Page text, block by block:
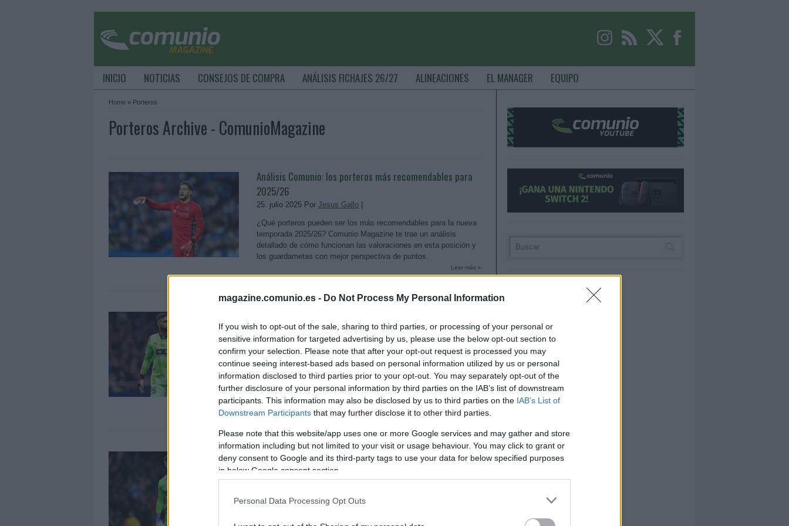
magazine.comunio.es - Do Not Process My Personal Information
If you wish to opt-out of the sale, sharing to third parties, or processing of your personal or
sensitive information for targeted advertising by us, please use the below opt-out section to
confirm your selection. Please note that after your opt-out request is processed you may
continue seeing interest-based ads based on personal information utilized by us or personal
information disclosed to third parties prior to your opt-out. You may separately opt-out of the
further disclosure of your personal information by third parties on the IAB’s list of downstream
participants. This information may also be disclosed by us to third parties on the IAB’s List of
Downstream Participants that may further disclose it to other third parties.
Please note that this website/app uses one or more Google services and may gather and store
information including but not limited to your visit or usage behaviour. You may click to grant or
deny consent to Google and its third-party tags to use your data for below specified purposes
in below Google consent section.
Personal Data Processing Opt Outs
INICIO NOTICIAS CONSEJOS DE COMPRA ANÁLISIS FICHAJES 26/27 ALINEACIONES EL MANAGER EQUIPO
Home » Porteros
Porteros Archive - ComunioMagazine
Análisis Comunio: los porteros más recomendables para
2025/26
25. julio 2025 Por Jesus Gallo
¿Qué porteros pueden ser los más recomendables para la nueva
temporada 2025/26? Comunio Magazine te trae un análisis
detallado de cómo funcionan las valoraciones en esta posición y
los guardametas con mejor perspectiva de puntos.
Leer más »
2024/25
17. julio 2024 Por Jesus Gallo|
¿Qué porteros pueden ser los más recomendables para la nueva
temporada 2024/25? Comunio Magazine te trae un análisis
detallado de cómo funcionan las valoraciones en esta posición y
los guardametas con mejor perspectiva de puntos.
Leer más »
Análisis Comunio: los porteros más recomendables para
2023/24
¿Qué porteros pueden ser los más recomendables para la nueva